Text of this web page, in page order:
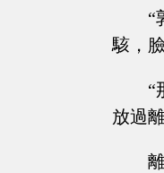
“
駭，
“
放過